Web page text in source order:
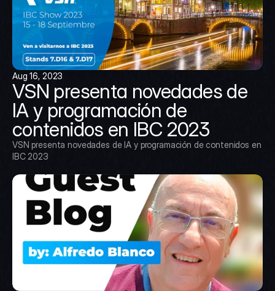
Aug 16, 2023
VSN presenta novedades de
IA y programación de
contenidos en IBC 2023
VSN presenta novedades de IA y programación de contenidos en
IBC 2023